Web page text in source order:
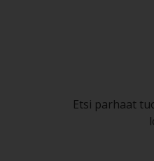
Etsi parhaat